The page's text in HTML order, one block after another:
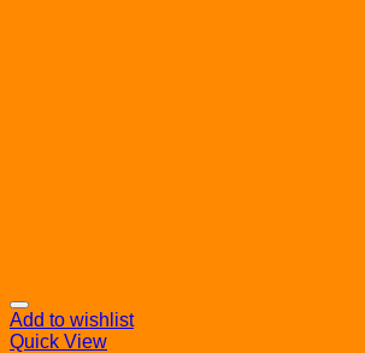
Add to wishlist
Quick View